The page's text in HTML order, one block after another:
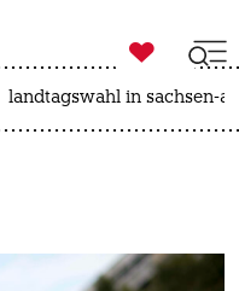

taz zahl ich
landtagswahl in sachsen-